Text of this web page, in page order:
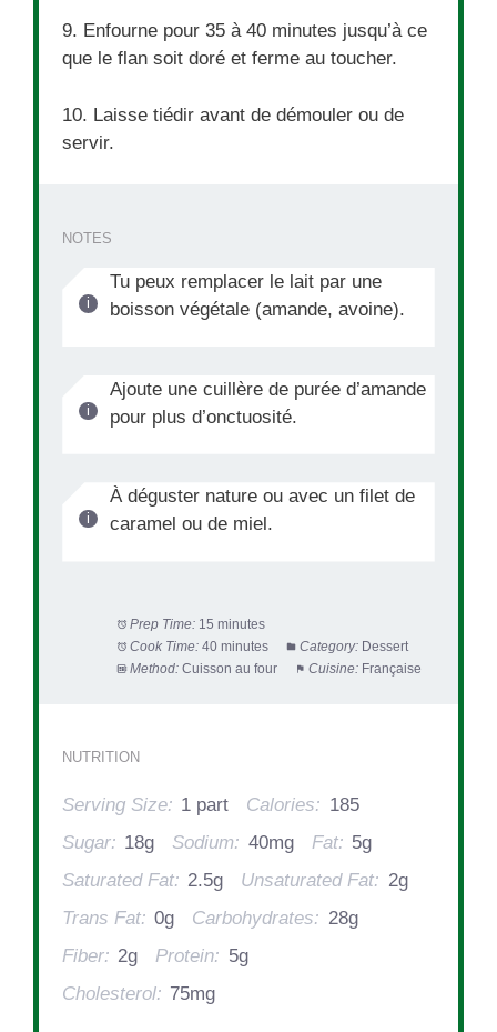
9. Enfourne pour 35 à 40 minutes jusqu’à ce
que le flan soit doré et ferme au toucher.
10. Laisse tiédir avant de démouler ou de
servir.
NOTES
Tu peux remplacer le lait par une
boisson végétale (amande, avoine).
Ajoute une cuillère de purée d’amande
pour plus d’onctuosité.
À déguster nature ou avec un filet de
caramel ou de miel.
Prep Time: 15 minutes
Cook Time: 40 minutes Category: Dessert
Method: Cuisson au four Cuisine: Française
NUTRITION
Serving Size: 1 part Calories: 185
Sugar: 18g Sodium: 40mg Fat: 5g
Saturated Fat: 2.5g Unsaturated Fat: 2g
Trans Fat: 0g Carbohydrates: 28g
Fiber: 2g Protein: 5g
Cholesterol: 75mg